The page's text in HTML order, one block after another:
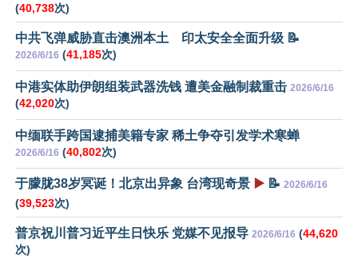
(40,738次)
中共飞弹威胁直击澳洲本土 印太安全全面升级 📝
2026/6/16 (41,185次)
中港实体助伊朗组装武器洗钱 遭美金融制裁重击 2026/6/16
(42,020次)
中缅联手跨国逮捕美籍专家 稀土争夺引发学术寒蝉
2026/6/16 (40,802次)
于朦胧38岁冥诞！北京出异象 台湾现奇景 ▶️ 📝 2026/6/16
(39,523次)
普京祝川普习近平生日快乐 党媒不见报导 2026/6/16 (44,620
次)